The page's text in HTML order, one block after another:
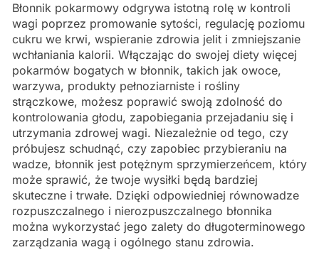
Błonnik pokarmowy odgrywa istotną rolę w kontroli
wagi poprzez promowanie sytości, regulację poziomu
cukru we krwi, wspieranie zdrowia jelit i zmniejszanie
wchłaniania kalorii. Włączając do swojej diety więcej
pokarmów bogatych w błonnik, takich jak owoce,
warzywa, produkty pełnoziarniste i rośliny
strączkowe, możesz poprawić swoją zdolność do
kontrolowania głodu, zapobiegania przejadaniu się i
utrzymania zdrowej wagi. Niezależnie od tego, czy
próbujesz schudnąć, czy zapobiec przybieraniu na
wadze, błonnik jest potężnym sprzymierzeńcem, który
może sprawić, że twoje wysiłki będą bardziej
skuteczne i trwałe. Dzięki odpowiedniej równowadze
rozpuszczalnego i nierozpuszczalnego błonnika
można wykorzystać jego zalety do długoterminowego
zarządzania wagą i ogólnego stanu zdrowia.